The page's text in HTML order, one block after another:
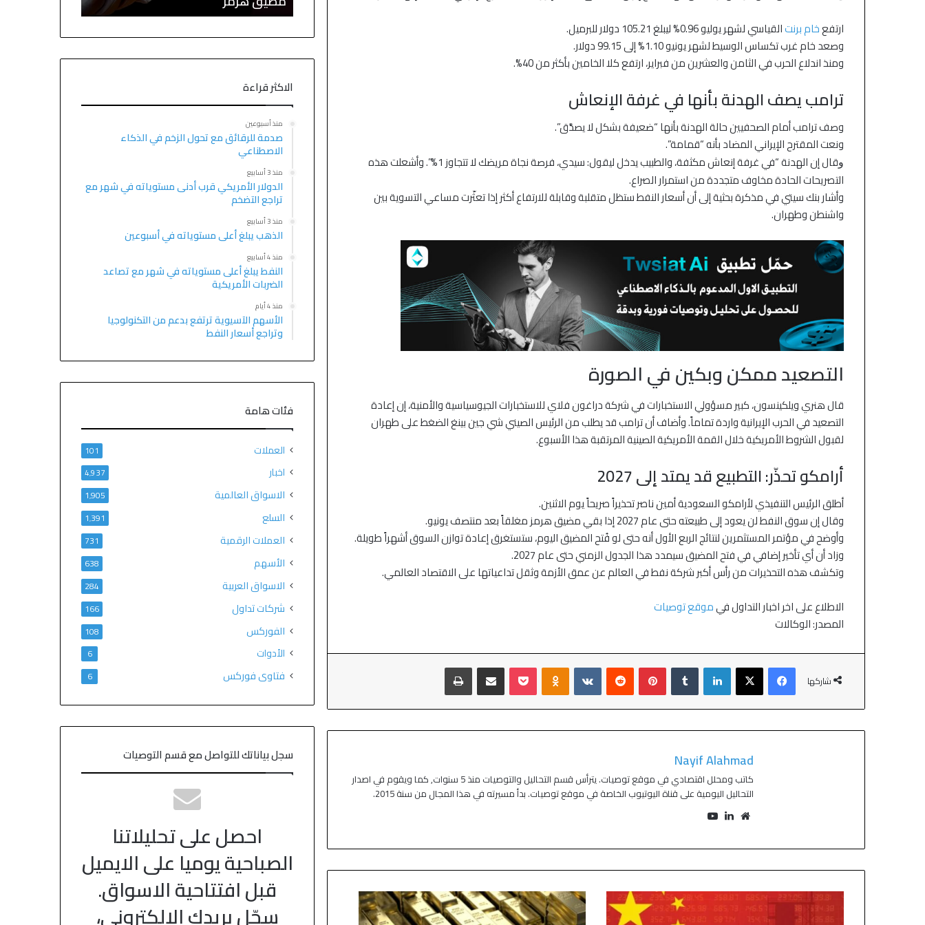
ارتفعخام برنتالقياسي لشهر يوليو 0.96% ليبلغ 105.21 دولار للبرميل.
وصعد خام غرب تكساس الوسيط لشهر يونيو 1.10% إلى 99.15 دولار.
ومنذ اندلاع الحرب في الثامن والعشرين من فبراير، ارتفع كلا الخامين بأكثر من 40%.
ترامب يصف الهدنة بأنها في غرفة الإنعاش
وصف ترامب أمام الصحفيين حالة الهدنة بأنها “ضعيفة بشكل لا يصدَّق”.
ونعت المقترح الإيراني المضاد بأنه “قمامة”.
و
قال إن الهدنة “في غرفة إنعاش مكثفة، والطبيب يدخل ليقول: سيدي، فرصة نجاة مريضك لا تتجاوز 1%”. وأشعلت هذه
التصريحات الحادة مخاوف متجددة من استمرار الصراع.
وأشار بنك سيتي في مذكرة بحثية إلى أن أسعار النفط ستظل متقلبة وقابلة للارتفاع أكثر إذا تعثّرت مساعي التسوية بين
واشنطن وطهران.
التصعيد ممكن وبكين في الصورة
قال هنري ويلكينسون، كبير مسؤولي الاستخبارات في شركة دراغون فلاي للاستخبارات الجيوسياسية والأمنية، إن إعادة
التصعيد في الحرب الإيرانية واردة تماماً. وأضاف أن ترامب قد يطلب من الرئيس الصيني شي جين بينغ الضغط على طهران
لقبول الشروط الأمريكية خلال القمة الأمريكية الصينية المرتقبة هذا الأسبوع.
أرامكو تحذّر: التطبيع قد يمتد إلى 2027
أطلق الرئيس التنفيذي لأرامكو السعودية أمين ناصر تحذيراً صريحاً يوم الاثنين.
وقال إن سوق النفط لن يعود إلى طبيعته حتى عام 2027 إذا بقي مضيق هرمز مغلقاً بعد منتصف يونيو.
وأوضح في مؤتمر المستثمرين لنتائج الربع الأول أنه حتى لو فُتح المضيق اليوم، ستستغرق إعادة توازن السوق أشهراً طويلة.
وزاد أن أي تأخير إضافي في فتح المضيق سيمدد هذا الجدول الزمني حتى عام 2027.
وتكشف هذه التحذيرات من رأس أكبر شركة نفط في العالم عن عمق الأزمة وثقل تداعياتها على الاقتصاد العالمي.
الاطلاع على اخر اخبار التداول فيموقع توصيات
المصدر: الوكالات
شاركها
Nayif Alahmad
كاتب ومحلل اقتصادي في موقع توصيات. يترأس قسم التحاليل والتوصيات منذ 5 سنوات, كما ويقوم في اصدار
التحاليل اليومية على قناة اليوتيوب الخاصة في موقع توصيات. بدأ مسيرته في هذا المجال من سنة 2015.
الاكثر قراءة
منذ أسبوعين
صدمة للرقائق مع تحول الزخم في الذكاء
الاصطناعي
منذ 3 أسابيع
الدولار الأمريكي قرب أدنى مستوياته في شهر مع
تراجع التضخم
منذ 3 أسابيع
الذهب يبلغ أعلى مستوياته في أسبوعين
منذ 4 أسابيع
النفط يبلغ أعلى مستوياته في شهر مع تصاعد
الضربات الأمريكية
منذ 4 أيام
الأسهم الآسيوية ترتفع بدعم من التكنولوجيا
وتراجع أسعار النفط
فئات هامة
العملات 101
اخبار 4٬937
الاسواق العالمية 1٬905
السلع 1٬391
العملات الرقمية 731
الأسهم 638
الاسواق العربية 284
شركات تداول 166
الفوركس 108
الأدوات 6
فتاوى فوركس 6
سجل بياناتك للتواصل مع قسم التوصيات
احصل على تحليلاتنا
الصباحية يوميا على الايميل
قبل افتتاحية الاسواق.
سجّل بريدك الالكتروني،